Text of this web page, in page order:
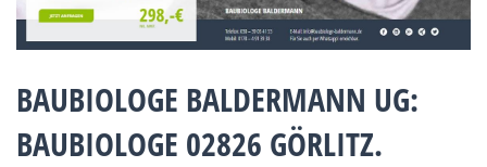
BAUBIOLOGE BALDERMANN UG:
BAUBIOLOGE 02826 GÖRLITZ.